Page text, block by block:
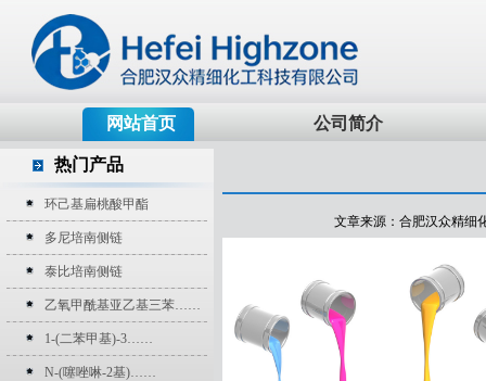
网站首页 公司简介
热门产品
环己基扁桃酸甲酯
多尼培南侧链
泰比培南侧链
乙氧甲酰基亚乙基三苯……
1-(二苯甲基)-3……
N-(噻唑啉-2基)……
文章来源：合肥汉众精细